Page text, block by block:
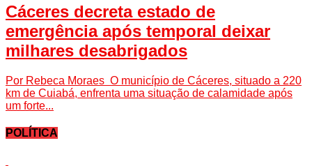
Cáceres decreta estado de
emergência após temporal deixar
milhares desabrigados
Por Rebeca Moraes O município de Cáceres, situado a 220
km de Cuiabá, enfrenta uma situação de calamidade após
um forte...
POLÍTICA